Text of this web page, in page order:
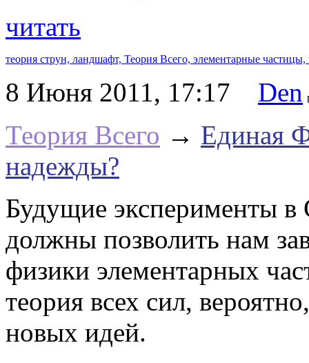
читать
теория струн, ландшафт, Теория Всего, элементарные частицы,
8 Июня 2011, 17:17 Den
Теория Всего → Единая
надежды?
Будущие эксперименты в
должны позволить нам
физики элементарных
теория всех сил,
новых идей.